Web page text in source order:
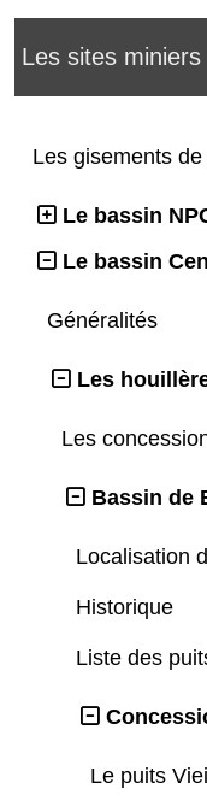
Les sites miniers
Les gisements
Le bassin
Le bassin
Généralités
Les
Les
Bassin de
Localisation
Historique
Liste des
Le puits